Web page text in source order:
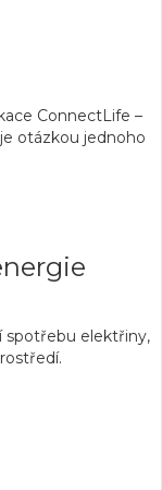
ConnectLife –
otázkou jednoho
spotřebu elektřiny,